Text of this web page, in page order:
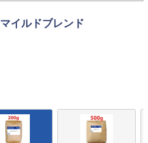
マイルドブレンド